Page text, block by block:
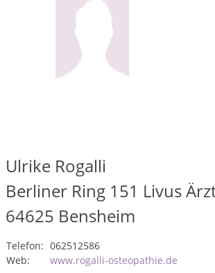
Ulrike Rogalli
Berliner Ring 151 Livus
64625 Bensheim
Telefon: 062512586
Web:
www.rogalli-osteopathie.de